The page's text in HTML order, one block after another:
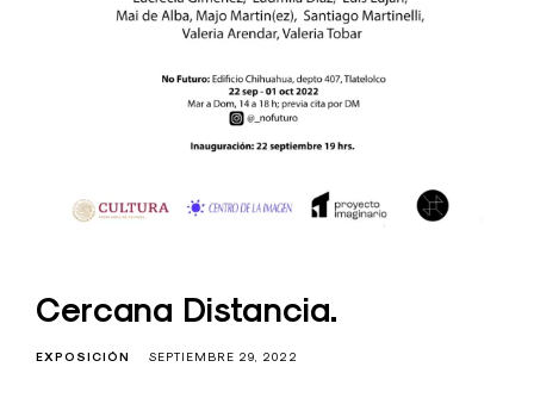
Cercana Distancia.
EXPOSICIÓN SEPTIEMBRE 29, 2022